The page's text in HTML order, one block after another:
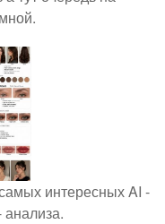
интересных AI -